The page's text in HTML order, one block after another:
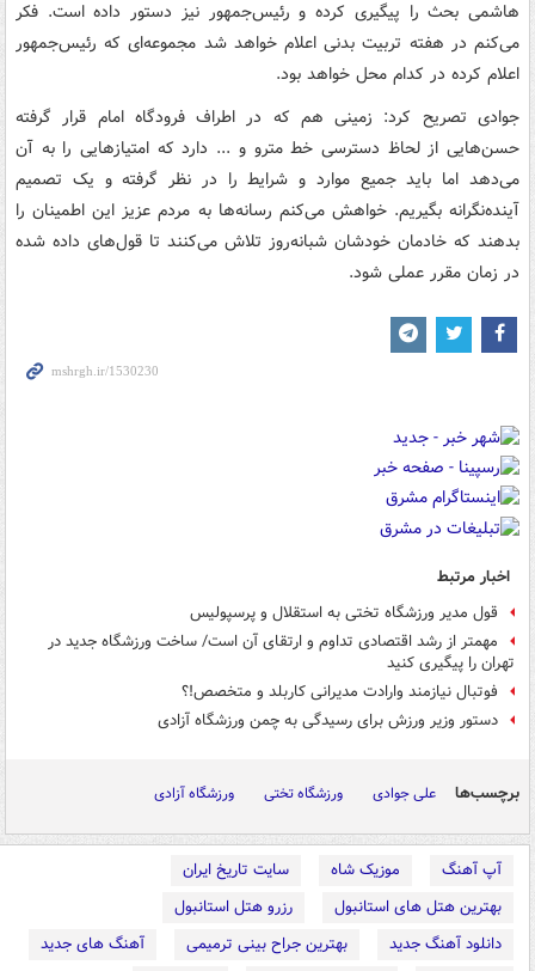
هاشمی بحث را پیگیری کرده و رئیس‌جمهور نیز دستور داده است. فکر
می‌کنم در هفته تربیت بدنی اعلام خواهد شد مجموعه‌ای که رئیس‌جمهور
اعلام کرده در کدام محل خواهد بود.
جوادی تصریح کرد: زمینی هم که در اطراف فرودگاه امام قرار گرفته
حسن‌هایی از لحاظ دسترسی خط مترو و ... دارد که امتیازهایی را به آن
می‌دهد اما باید جمیع موارد و شرایط را در نظر گرفته و یک تصمیم
آینده‌نگرانه بگیریم. خواهش می‌کنم رسانه‌ها به مردم عزیز این اطمینان را
بدهند که خادمان خودشان شبانه‌روز تلاش می‌کنند تا قول‌های داده شده
در زمان مقرر عملی شود.
اخبار مرتبط
قول مدیر ورزشگاه تختی به استقلال و پرسپولیس
مهمتر از رشد اقتصادی تداوم و ارتقای آن است/ ساخت ورزشگاه جدید در
تهران را پیگیری کنید
فوتبال نیازمند وارادت مدیرانی کاربلد و متخصص!؟
دستور وزیر ورزش برای رسیدگی به چمن ورزشگاه آزادی
برچسب‌ها علی جوادی ورزشگاه تختی ورزشگاه آزادی
آپ آهنگ موزیک شاه
سایت تاریخ ایران
بهترین هتل های استانبول
رزرو هتل استانبول
دانلود آهنگ جدید
بهترین جراح بینی ترمیمی
آهنگ های جدید